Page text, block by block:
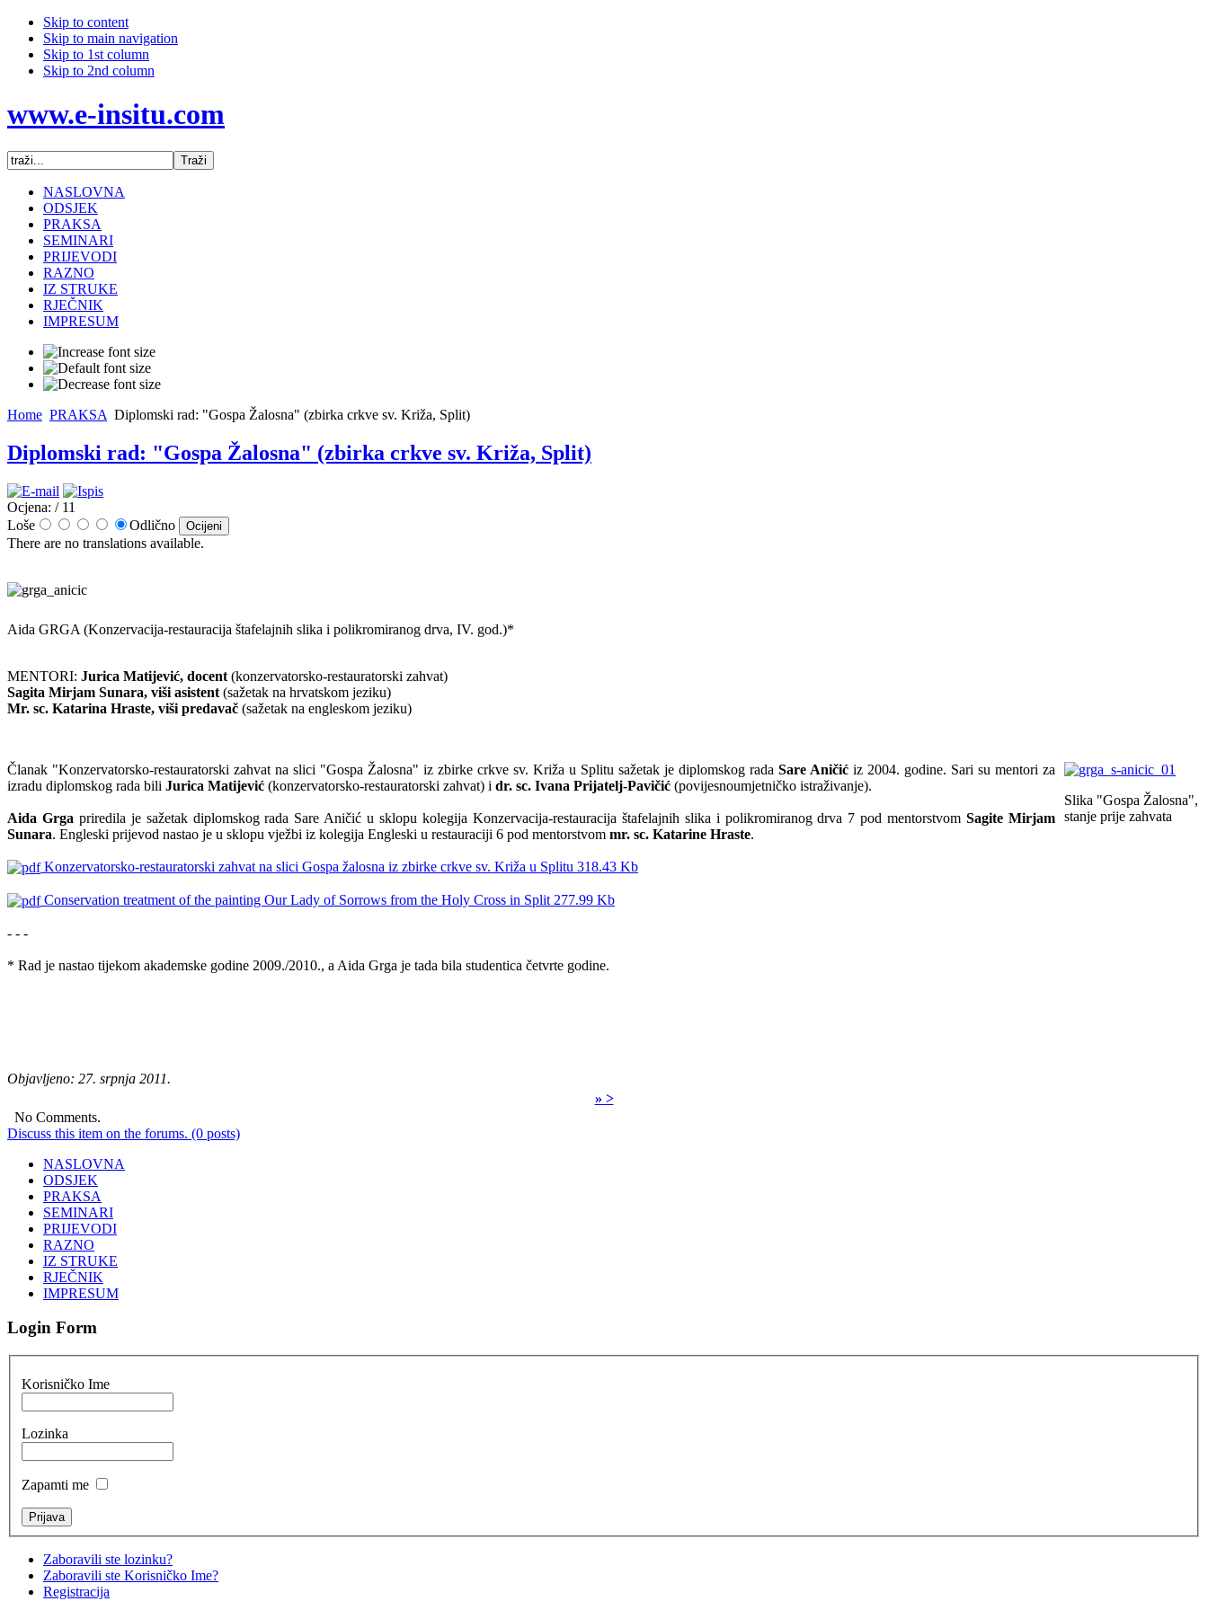
Skip to content
Skip to main navigation
Skip to 1st column
Skip to 2nd column
www.e-insitu.com
NASLOVNA
ODSJEK
PRAKSA
SEMINARI
PRIJEVODI
RAZNO
IZ STRUKE
RJEČNIK
IMPRESUM
Home PRAKSA Diplomski rad: "Gospa Žalosna" (zbirka crkve sv. Križa, Split)
Diplomski rad: "Gospa Žalosna" (zbirka crkve sv. Križa, Split)
Ocjena: / 11
Loše
Odlično
There are no translations available.
Aida GRGA (Konzervacija-restauracija štafelajnih slika i polikromiranog drva, IV. god.)*
MENTORI: Jurica Matijević, docent (konzervatorsko-restauratorski zahvat)
Sagita Mirjam Sunara, viši asistent (sažetak na hrvatskom jeziku)
Mr. sc. Katarina Hraste, viši predavač (sažetak na engleskom jeziku)
Članak "Konzervatorsko-restauratorski zahvat na slici "Gospa Žalosna" iz zbirke crkve sv. Križa u Splitu sažetak je diplomskog rada Sare Aničić iz 2004. godine. Sari su mentori za
izradu diplomskog rada bili Jurica Matijević (konzervatorsko-restauratorski zahvat) i dr. sc. Ivana Prijatelj-Pavičić (povijesnoumjetničko istraživanje).
Aida Grga priredila je sažetak diplomskog rada Sare Aničić u sklopu kolegija Konzervacija-restauracija štafelajnih slika i polikromiranog drva 7 pod mentorstvomSagite Mirjam
Sunara. Engleski prijevod nastao je u sklopu vježbi iz kolegija Engleski u restauraciji 6 pod mentorstvom mr. sc. Katarine Hraste.
Konzervatorsko-restauratorski zahvat na slici Gospa žalosna iz zbirke crkve sv. Križa u Splitu 318.43 Kb
Conservation treatment of the painting Our Lady of Sorrows from the Holy Cross in Split 277.99 Kb
- - -
* Rad je nastao tijekom akademske godine 2009./2010., a Aida Grga je tada bila studentica četvrte godine.
Objavljeno: 27. srpnja 2011.
Slika "Gospa Žalosna",
stanje prije zahvata
» >
No Comments.
Discuss this item on the forums. (0 posts)
NASLOVNA
ODSJEK
PRAKSA
SEMINARI
PRIJEVODI
RAZNO
IZ STRUKE
RJEČNIK
IMPRESUM
Login Form
Korisničko Ime
Lozinka
Zapamti me
Zaboravili ste lozinku?
Zaboravili ste Korisničko Ime?
Registracija